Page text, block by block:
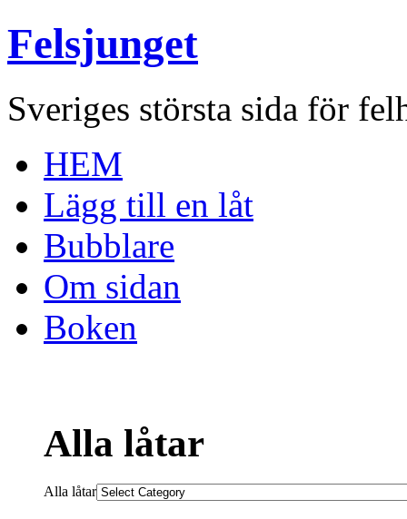
Felsjunget
Sveriges största sida för
HEM
Lägg till en låt
Bubblare
Om sidan
Boken
Alla låtar
Alla låtar